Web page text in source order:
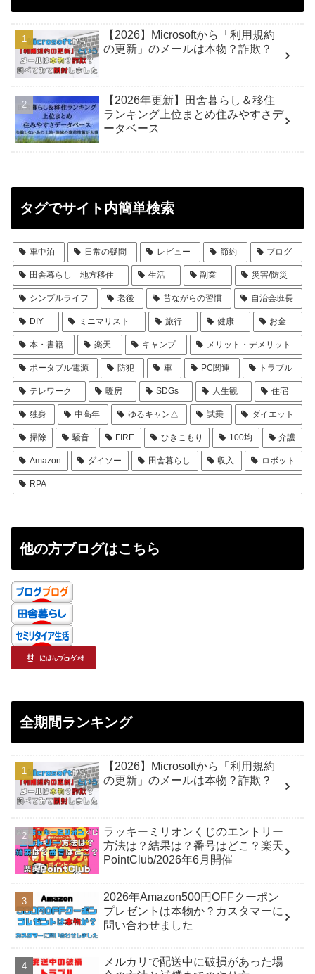
【2026】Microsoftから「利用規約
の更新」のメールは本物？詐欺？
【2026年更新】田舎暮らし＆移住
ランキング上位まとめ住みやすさデ
ータベース
タグでサイト内簡単検索
車中泊 日常の疑問 レビュー 節約 ブログ
田舎暮らし 地方移住 生活 副業 災害/防災
シンプルライフ 老後 昔ながらの習慣 自治会班長
DIY ミニマリスト 旅行 健康 お金
本・書籍 楽天 キャンプ メリット・デメリット
ポータブル電源 防犯 車 PC関連 トラブル
テレワーク 暖房 SDGs 人生観 住宅
独身 中高年 ゆるキャン△ 試乗 ダイエット
掃除 騒音 FIRE ひきこもり 100均 介護
Amazon ダイソー 田舎暮らし 収入 ロボット
RPA
他の方ブログはこちら
全期間ランキング
【2026】Microsoftから「利用規約
の更新」のメールは本物？詐欺？
ラッキーミリオンくじのエントリー
方法は？結果は？番号はどこ？楽天
PointClub/2026年6月開催
2026年Amazon500円OFFクーポン
プレゼントは本物か？カスタマーに
問い合わせました
メルカリで配送中に破損があった場